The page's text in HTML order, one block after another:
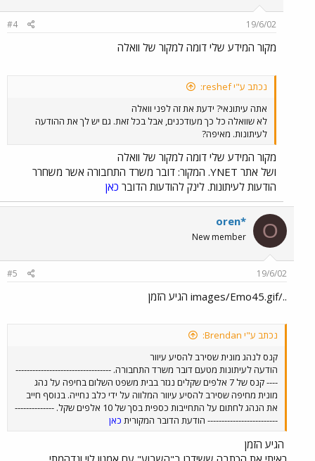
19/6/02
#4
מקור המידע שלי דומה למקור של וואלה
נכתב ע"י reshef:
אתה עיתונאי? ידעת את זה לפני וואלה
לא שוואלה כל כך מעודכנים, אבל בכל זאת. גם יש לך את ההודעה
לעיתונות. מאיפה?
מקור המידע שלי דומה למקור של וואלה
ושל אתר YNET. המקור: דובר משרד התחבורה אשר משחרר
הודעות לעיתונות. לינק להודעות הדובר כאן
O
oren*
New member
19/6/02
#5
../images/Emo45.gif הגיע הזמן
נכתב ע"י Brendan:
קנס לנהג מונית שסירב להסיע עיוור
הודעה לעיתונות מטעם דובר משרד התחבורה. ----------------------------------
---- קנס של 7 אלפים שקלים נגזר בבית משפט השלום בחיפה על נהג
מונית מחיפה שסירב להסיע עיוור המלווה על ידי כלב נחייה. בנוסף חייב
את הנהג לחתום על התחייבות כספית בסך של 10 אלפים שקל. --------------
------------------------- הודעת הדובר המקורית כאן
הגיע הזמן